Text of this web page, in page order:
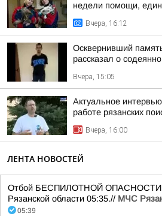
недели помощи,
Вчера, 16:12
Осквернивший
рассказал о
Вчера, 15:05
Актуальное
работе рязанских
Вчера, 16:00
ЛЕНТА НОВОСТЕЙ
Отбой БЕСПИЛОТНОЙ ОПАСНОСТИ
Рязанской области 05:35.// МЧС
05:39